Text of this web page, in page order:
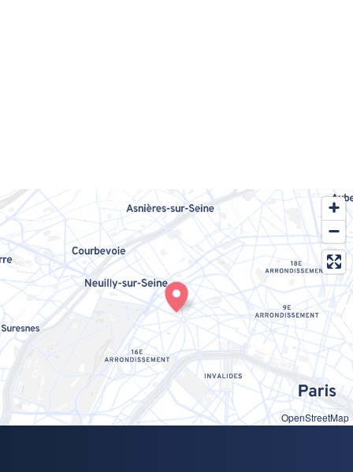
OpenStreetMap